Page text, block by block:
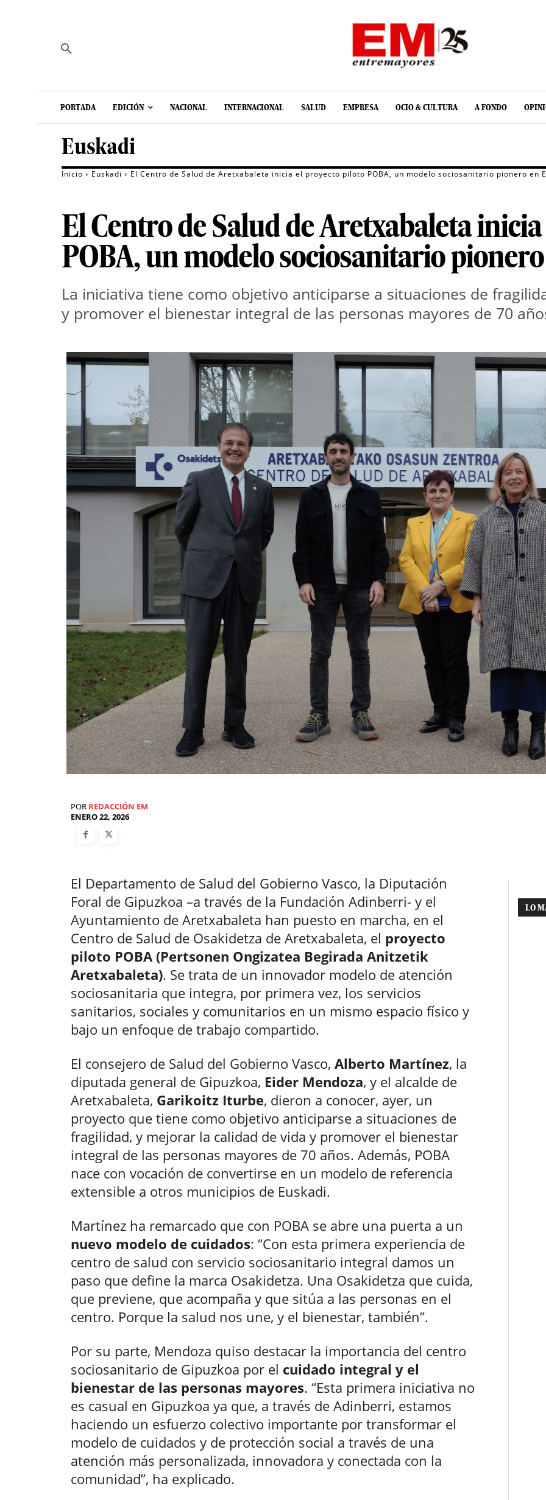
PORTADA EDICIÓN NACIONAL INTERNACIONAL SALUD EMPRESA OCIO & CULTURA A FONDO
Euskadi
Inicio Euskadi El Centro de Salud de Aretxabaleta inicia el proyecto piloto POBA, un modelo sociosanitario pionero en
El Centro de Salud de Aretxabaleta
POBA, un modelo sociosanitario
La iniciativa tiene como objetivo anticiparse a situaciones de
y promover el bienestar integral de las personas mayores de 70
POR REDACCIÓN EM
ENERO 22, 2026
El Departamento de Salud del Gobierno Vasco, la Diputación
Foral de Gipuzkoa –a través de la Fundación Adinberri- y el
Ayuntamiento de Aretxabaleta han puesto en marcha, en el
Centro de Salud de Osakidetza de Aretxabaleta, el proyecto
piloto POBA (Pertsonen Ongizatea Begirada Anitzetik
Aretxabaleta). Se trata de un innovador modelo de atención
sociosanitaria que integra, por primera vez, los servicios
sanitarios, sociales y comunitarios en un mismo espacio físico y
bajo un enfoque de trabajo compartido.
El consejero de Salud del Gobierno Vasco, Alberto Martínez, la
diputada general de Gipuzkoa, Eider Mendoza, y el alcalde de
Aretxabaleta, Garikoitz Iturbe, dieron a conocer, ayer, un
proyecto que tiene como objetivo anticiparse a situaciones de
fragilidad, y mejorar la calidad de vida y promover el bienestar
integral de las personas mayores de 70 años. Además, POBA
nace con vocación de convertirse en un modelo de referencia
extensible a otros municipios de Euskadi.
Martínez ha remarcado que con POBA se abre una puerta a un
nuevo modelo de cuidados: “Con esta primera experiencia de
centro de salud con servicio sociosanitario integral damos un
paso que define la marca Osakidetza. Una Osakidetza que cuida,
que previene, que acompaña y que sitúa a las personas en el
centro. Porque la salud nos une, y el bienestar, también”.
Por su parte, Mendoza quiso destacar la importancia del centro
sociosanitario de Gipuzkoa por el cuidado integral y el
bienestar de las personas mayores. “Esta primera iniciativa no
es casual en Gipuzkoa ya que, a través de Adinberri, estamos
haciendo un esfuerzo colectivo importante por transformar el
modelo de cuidados y de protección social a través de una
atención más personalizada, innovadora y conectada con la
comunidad”, ha explicado.
LO